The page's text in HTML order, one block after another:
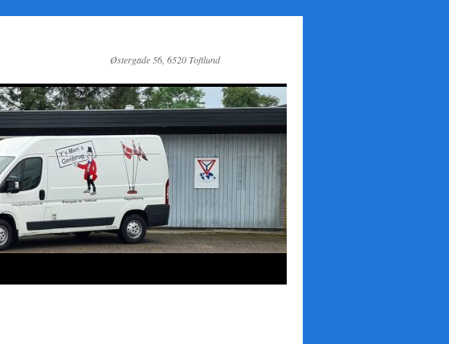
Østergade 56, 6520 Toftlund